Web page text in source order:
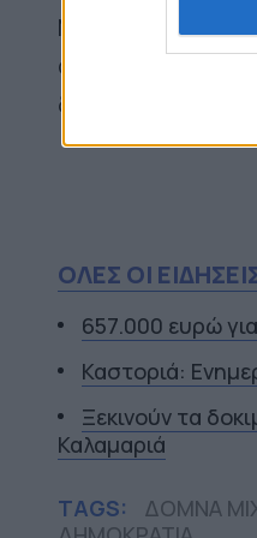
Μοναστήρι, όπου
όμορφη πλατεία
δημοτικούς
ΟΛΕΣ ΟΙ
657.000 ευρώ
Καστοριά:
Ξεκινούν τα
Καλαμαριά
TAGS: ΔΟΜΝΑ